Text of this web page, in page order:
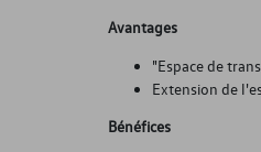
Avantages
"Espace de
Extension de
Bénéfices